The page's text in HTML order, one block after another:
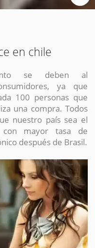
en chile
se deben al
ya que
100 personas que
una compra. Todos
nuestro país sea el
con mayor tasa de
después de Brasil.